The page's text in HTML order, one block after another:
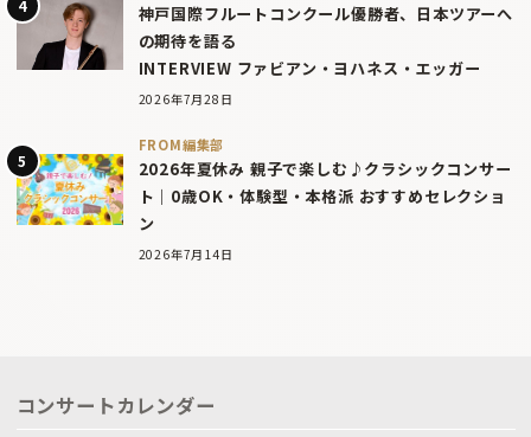
神戸国際フルートコンクール優勝者、日本ツアーへ
の期待を語る
INTERVIEW ファビアン・ヨハネス・エッガー
2026年7月28日
FROM編集部
2026年夏休み 親子で楽しむ♪クラシックコンサー
ト｜0歳OK・体験型・本格派 おすすめセレクショ
ン
2026年7月14日
コンサートカレンダー